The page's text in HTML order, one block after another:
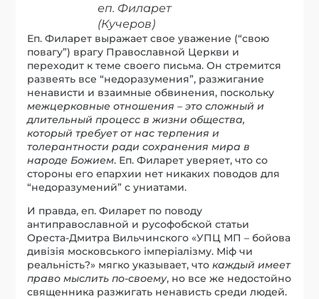
еп. Филарет
(Кучеров)
Еп. Филарет выражает свое уважение (“свою
повагу”) врагу Православной Церкви и
переходит к теме своего письма. Он стремится
развеять все “недоразумения”, разжигание
ненависти и взаимные обвинения, поскольку
межцерковные отношения – это сложный и
длительный процесс в жизни общества,
который требует от нас терпения и
толерантности ради сохранения мира в
народе Божием. Еп. Филарет уверяет, что со
стороны его епархии нет никаких поводов для
“недоразумений” с униатами.
И правда, еп. Филарет по поводу
антиправославной и русофобской статьи
Ореста-Дмитра Вильчинского «УПЦ МП – бойова
дивізія московського імперіалізму. Міф чи
реальність?» мягко указывает, чтокаждый имеет
право мыслить по-своему, но все же недостойно
священника разжигать ненависть среди людей.